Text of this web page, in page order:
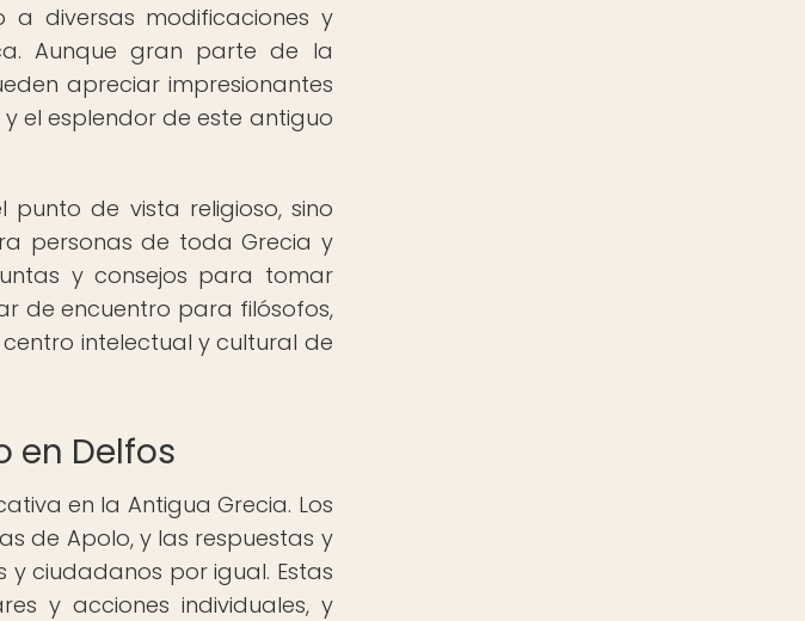
diversas modificaciones y
Aunque gran parte de la
apreciar impresionantes
el esplendor de este antiguo
de vista religioso, sino
personas de toda Grecia y
y consejos para tomar
de encuentro para filósofos,
intelectual y cultural de
en Delfos
en la Antigua Grecia. Los
de Apolo, y las respuestas y
ciudadanos por igual. Estas
y acciones individuales, y